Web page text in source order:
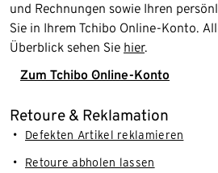
und Rechnungen sowie Ihren
Sie in Ihrem Tchibo Online-Konto.
Überblick sehen Sie hier.
Zum Tchibo Online-Konto
Retoure & Reklamation
Defekten Artikel reklamieren
Retoure abholen lassen